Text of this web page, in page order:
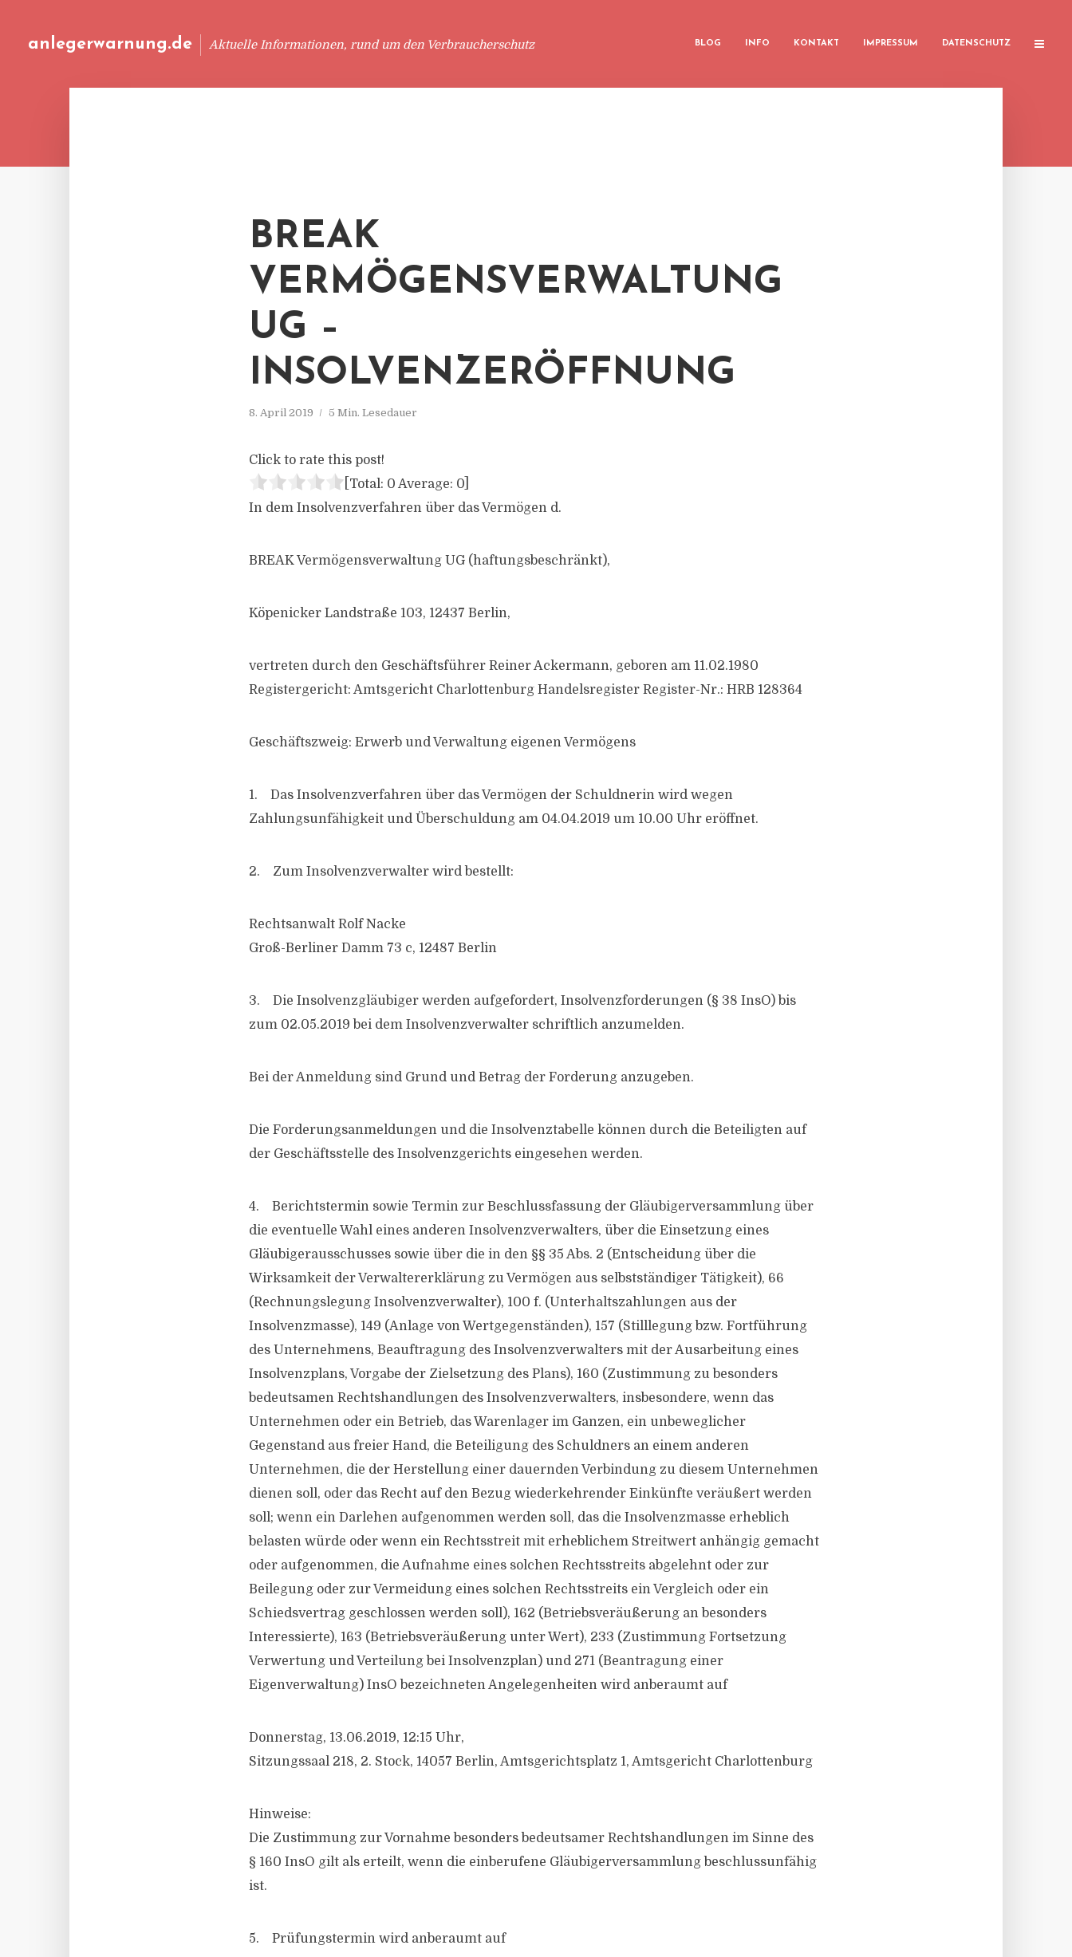
anlegerwarnung.de Aktuelle Informationen, rund um den Verbraucherschutz BLOG INFO KONTAKT IMPRESSUM DATENSCHUTZ
BREAK
VERMÖGENSVERWALTUNG
UG –
INSOLVENZERÖFFNUNG
8. April 2019 5 Min. Lesedauer
Click to rate this post!
[Total: 0 Average: 0
In dem Insolvenzverfahren über das Vermögen d.
BREAK Vermögensverwaltung UG (haftungsbeschränkt),
Köpenicker Landstraße 103, 12437 Berlin,
vertreten durch den Geschäftsführer Reiner Ackermann, geboren am 11.02.1980
Registergericht: Amtsgericht Charlottenburg Handelsregister Register-Nr.: HRB 128364
Geschäftszweig: Erwerb und Verwaltung eigenen Vermögens
1. Das Insolvenzverfahren über das Vermögen der Schuldnerin wird wegen
Zahlungsunfähigkeit und Überschuldung am 04.04.2019 um 10.00 Uhr eröffnet.
2. Zum Insolvenzverwalter wird bestellt:
Rechtsanwalt Rolf Nacke
Groß-Berliner Damm 73 c, 12487 Berlin
3. Die Insolvenzgläubiger werden aufgefordert, Insolvenzforderungen (§ 38 InsO) bis
zum 02.05.2019 bei dem Insolvenzverwalter schriftlich anzumelden.
Bei der Anmeldung sind Grund und Betrag der Forderung anzugeben.
Die Forderungsanmeldungen und die Insolvenztabelle können durch die Beteiligten auf
der Geschäftsstelle des Insolvenzgerichts eingesehen werden.
4. Berichtstermin sowie Termin zur Beschlussfassung der Gläubigerversammlung über
die eventuelle Wahl eines anderen Insolvenzverwalters, über die Einsetzung eines
Gläubigerausschusses sowie über die in den §§ 35 Abs. 2 (Entscheidung über die
Wirksamkeit der Verwaltererklärung zu Vermögen aus selbstständiger Tätigkeit), 66
(Rechnungslegung Insolvenzverwalter), 100 f. (Unterhaltszahlungen aus der
Insolvenzmasse), 149 (Anlage von Wertgegenständen), 157 (Stilllegung bzw. Fortführung
des Unternehmens, Beauftragung des Insolvenzverwalters mit der Ausarbeitung eines
Insolvenzplans, Vorgabe der Zielsetzung des Plans), 160 (Zustimmung zu besonders
bedeutsamen Rechtshandlungen des Insolvenzverwalters, insbesondere, wenn das
Unternehmen oder ein Betrieb, das Warenlager im Ganzen, ein unbeweglicher
Gegenstand aus freier Hand, die Beteiligung des Schuldners an einem anderen
Unternehmen, die der Herstellung einer dauernden Verbindung zu diesem Unternehmen
dienen soll, oder das Recht auf den Bezug wiederkehrender Einkünfte veräußert werden
soll; wenn ein Darlehen aufgenommen werden soll, das die Insolvenzmasse erheblich
belasten würde oder wenn ein Rechtsstreit mit erheblichem Streitwert anhängig gemacht
oder aufgenommen, die Aufnahme eines solchen Rechtsstreits abgelehnt oder zur
Beilegung oder zur Vermeidung eines solchen Rechtsstreits ein Vergleich oder ein
Schiedsvertrag geschlossen werden soll), 162 (Betriebsveräußerung an besonders
Interessierte), 163 (Betriebsveräußerung unter Wert), 233 (Zustimmung Fortsetzung
Verwertung und Verteilung bei Insolvenzplan) und 271 (Beantragung einer
Eigenverwaltung) InsO bezeichneten Angelegenheiten wird anberaumt auf
Donnerstag, 13.06.2019, 12:15 Uhr,
Sitzungssaal 218, 2. Stock, 14057 Berlin, Amtsgerichtsplatz 1, Amtsgericht Charlottenburg
Hinweise:
Die Zustimmung zur Vornahme besonders bedeutsamer Rechtshandlungen im Sinne des
§ 160 InsO gilt als erteilt, wenn die einberufene Gläubigerversammlung beschlussunfähig
ist.
5. Prüfungstermin wird anberaumt auf